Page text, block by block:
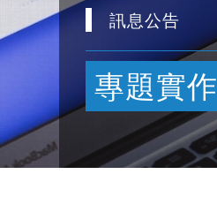
訊息公告
專題實作